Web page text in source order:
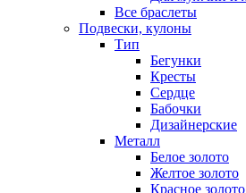
Все браслеты
Подвески, кулоны
Тип
Бегунки
Кресты
Сердце
Бабочки
Дизайнерские
Металл
Белое золото
Желтое золото
Красное золото